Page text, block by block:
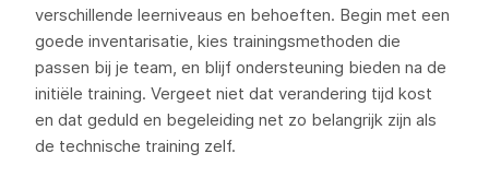
verschillende leerniveaus en behoeften. Begin met een
goede inventarisatie, kies trainingsmethoden die
passen bij je team, en blijf ondersteuning bieden na de
initiële training. Vergeet niet dat verandering tijd kost
en dat geduld en begeleiding net zo belangrijk zijn als
de technische training zelf.